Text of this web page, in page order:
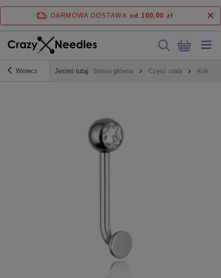
DARMOWA DOSTAWA od 100,00 zł
Wstecz Jesteś tutaj: Strona główna Część ciała